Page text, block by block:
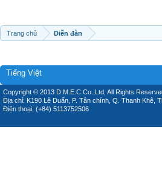
Trang chủ Diễn đàn
Tiếng Việt
Copyright © 2013 D.M.E.C Co.,Ltd, All Rights
Địa chỉ: K190 Lê Duẩn, P. Tân chính, Q. Thanh Khê,
Điện thoại: (+84) 5113752506